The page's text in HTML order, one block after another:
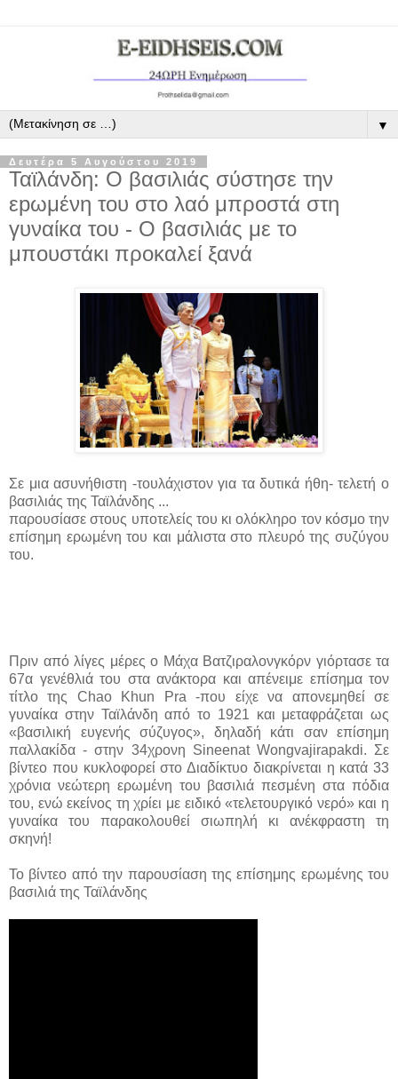
▼
Δευτέρα 5 Αυγούστου 2019
Ταϊλάνδη: Ο βασιλιάς σύστησε την
εpωμένη του στο λαό μπροστά στη
γυναίκα του - Ο βασιλιάς με το
μπουστάκι προκαλεί ξανά
Σε μια ασυνήθιστη -τουλάχιστον για τα δυτικά ήθη- τελετή ο
βασιλιάς της Ταϊλάνδης ...
παρουσίασε στους υποτελείς του κι ολόκληρο τον κόσμο την
επίσημη ερωμένη του και μάλιστα στο πλευρό της συζύγου
του.
Πριν από λίγες μέρες ο Μάχα Βατζιραλονγκόρν γιόρτασε τα
67α γενέθλιά του στα ανάκτορα και απένειμε επίσημα τον
τίτλο της Chao Khun Pra -που είχε να απονεμηθεί σε
γυναίκα στην Ταϊλάνδη από το 1921 και μεταφράζεται ως
«βασιλική ευγενής σύζυγος», δηλαδή κάτι σαν επίσημη
παλλακίδα - στην 34χρονη Sineenat Wongvajirapakdi. Σε
βίντεο που κυκλοφορεί στο Διαδίκτυο διακρίνεται η κατά 33
χρόνια νεώτερη ερωμένη του βασιλιά πεσμένη στα πόδια
του, ενώ εκείνος τη χρίει με ειδικό «τελετουργικό νερό» και η
γυναίκα του παρακολουθεί σιωπηλή κι ανέκφραστη τη
σκηνή!
Το βίντεο από την παρουσίαση της επίσημης ερωμένης του
βασιλιά της Ταϊλάνδης